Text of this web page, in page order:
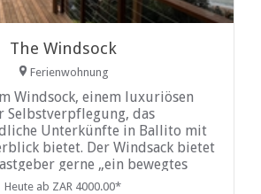
The Windsock
Ferienwohnung
Windsock, einem luxuriösen
Selbstverpflegung, das
Unterkünfte in Ballito mit
bietet. Der Windsack bietet
gerne „ein bewegtes
jeder Tag bietet eine neue
Heute ab ZAR 4000.00*